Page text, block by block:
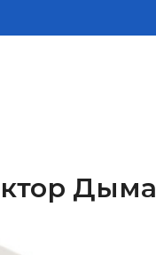
Дыма